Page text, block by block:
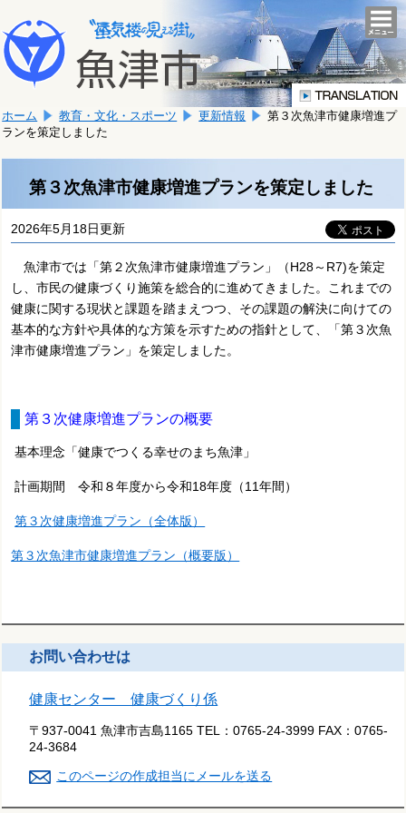
文
へ
移
ま
す。
こ
か
文
で
す。
ホーム 教育・文化・スポーツ 更新情報
第３次魚津市健康増進プ
ランを策定しました
第３次魚津市健康増進プランを策定しました
2026年5月18日更新
魚津市では「第２次魚津市健康増進プラン」（H28～R7)を策定
し、市民の健康づくり施策を総合的に進めてきました。これまでの
健康に関する現状と課題を踏まえつつ、その課題の解決に向けての
基本的な方針や具体的な方策を示すための指針として、「第３次魚
津市健康増進プラン」を策定しました。
第３次健康増進プランの概要
基本理念「健康でつくる幸せのまち魚津」
計画期間 令和８年度から令和18年度（11年間）
第３次健康増進プラン（全体版）
第３次魚津市健康増進プラン（概要版）
お問い合わせは
健康センター 健康づくり係
〒937-0041 魚津市吉島1165 TEL：0765-24-3999 FAX：0765-
24-3684
このページの作成担当にメールを送る